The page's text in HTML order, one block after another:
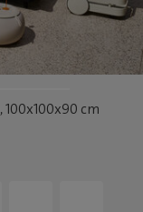
, 100x100x90 cm